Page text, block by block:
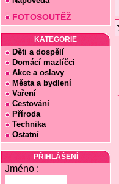
FOTOSOUTĚŽ
KATEGORIE
Děti a dospělí
Domácí mazlíčci
Akce a oslavy
Města a bydlení
Vaření
Cestování
Příroda
Technika
Ostatní
PŘIHLÁŠENÍ
Jméno :